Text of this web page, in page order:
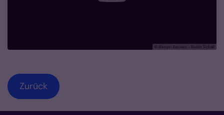
© Bistum Aachen - Robin Schall
Zurück